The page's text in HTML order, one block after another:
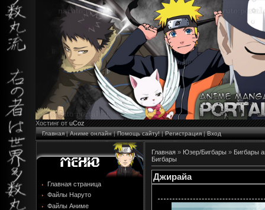
Хостинг от uCoz
Главная|Аниме онлайн|Помощь сайту!|Регистрация|Вход
Главная страница
Файлы Наруто
Файлы Аниме
Главная » Юзер/Бигбары » Бигбары
Бигбары
Джирайа